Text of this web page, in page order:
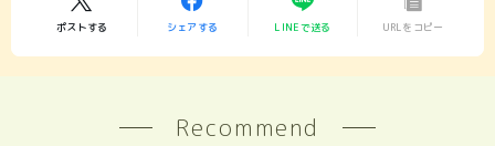
ポストする シェアする LINEで送る URLをコピー
Recommend